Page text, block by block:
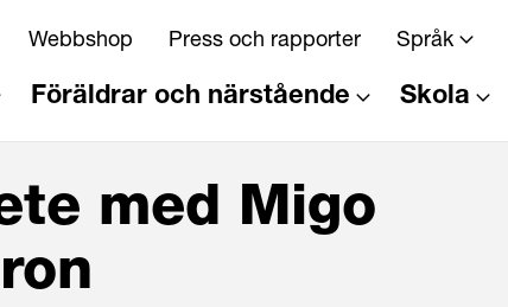
Webbshop Press och rapporter Språk
Föräldrar och närstående Skola
med Migo